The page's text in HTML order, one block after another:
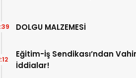
DOLGU MALZEMESİ
Eğitim-İş Sendikası’ndan
İddialar!